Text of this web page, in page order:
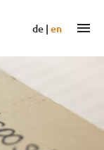
de | en